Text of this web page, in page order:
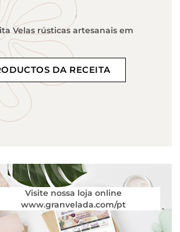
Velas rústicas artesanais em
DA RECEITA
Visite nossa loja online
www.granvelada.com/pt